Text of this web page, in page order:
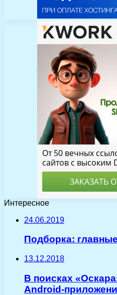
Интересное
24.06.2019
Подборка:
13.12.2018
В поисках
Android-